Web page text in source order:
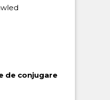
de conjugare